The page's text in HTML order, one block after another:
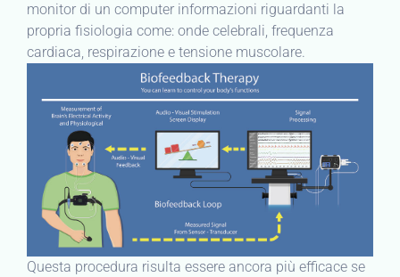
monitor di un computer informazioni riguardanti la
propria fisiologia come: onde celebrali, frequenza
cardiaca, respirazione e tensione muscolare.
Questa procedura risulta essere ancora più efficace se